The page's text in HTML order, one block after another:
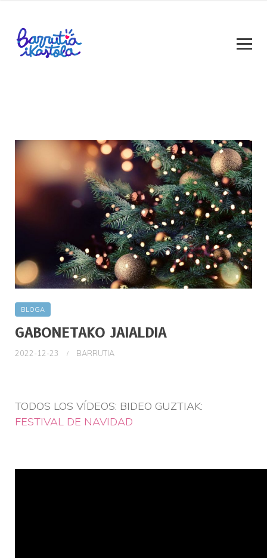
BLOGA
GABONETAKO JAIALDIA
2022-12-23 BARRUTIA
TODOS LOS VÍDEOS: BIDEO GUZTIAK:
FESTIVAL DE NAVIDAD